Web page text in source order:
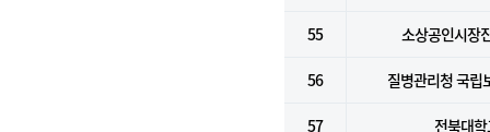
55 소상공인시장
56 질병관리청 국립
57 전북대